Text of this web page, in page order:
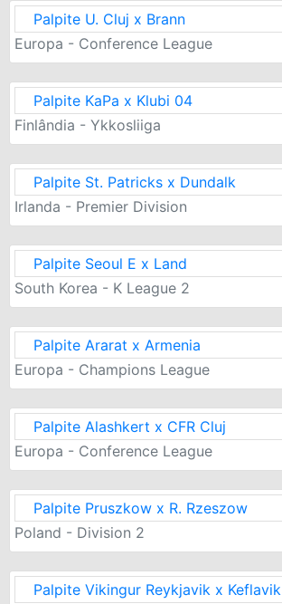
Palpite U. Cluj x Brann
Europa - Conference League
Palpite KaPa x Klubi 04
Finlândia - Ykkosliiga
Palpite St. Patricks x Dundalk
Irlanda - Premier Division
Palpite Seoul E x Land
South Korea - K League 2
Palpite Ararat x Armenia
Europa - Champions League
Palpite Alashkert x CFR Cluj
Europa - Conference League
Palpite Pruszkow x R. Rzeszow
Poland - Division 2
Palpite Vikingur Reykjavik x Keflavik